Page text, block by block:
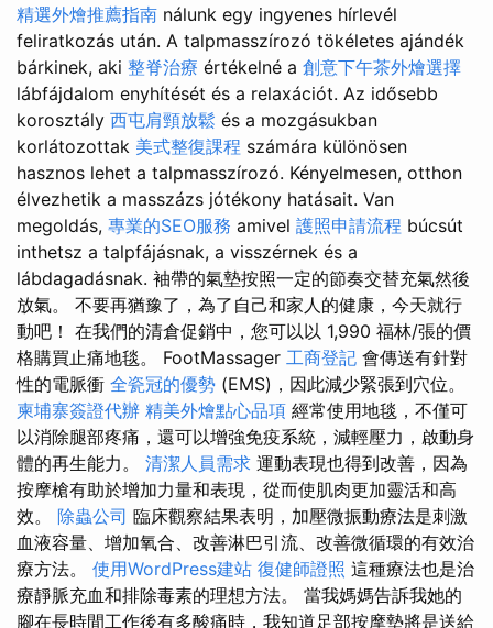
精選外燴推薦指南 nálunk egy ingyenes hírlevél
feliratkozás után. A talpmasszírozó tökéletes ajándék
bárkinek, aki 整脊治療 értékelné a 創意下午茶外燴選擇
lábfájdalom enyhítését és a relaxációt. Az idősebb
korosztály 西屯肩頸放鬆 és a mozgásukban
korlátozottak 美式整復課程 számára különösen
hasznos lehet a talpmasszírozó. Kényelmesen, otthon
élvezhetik a masszázs jótékony hatásait. Van
megoldás, 專業的SEO服務 amivel 護照申請流程 búcsút
inthetsz a talpfájásnak, a visszérnek és a
lábdagadásnak. 袖帶的氣墊按照一定的節奏交替充氣然後
放氣。 不要再猶豫了，為了自己和家人的健康，今天就行
動吧！ 在我們的清倉促銷中，您可以以 1,990 福林/張的價
格購買止痛地毯。 FootMassager 工商登記 會傳送有針對
性的電脈衝 全瓷冠的優勢 (EMS)，因此減少緊張到穴位。
柬埔寨簽證代辦 精美外燴點心品項 經常使用地毯，不僅可
以消除腿部疼痛，還可以增強免疫系統，減輕壓力，啟動身
體的再生能力。 清潔人員需求 運動表現也得到改善，因為
按摩槍有助於增加力量和表現，從而使肌肉更加靈活和高
效。 除蟲公司 臨床觀察結果表明，加壓微振動療法是刺激
血液容量、增加氧合、改善淋巴引流、改善微循環的有效治
療方法。 使用WordPress建站 復健師證照 這種療法也是治
療靜脈充血和排除毒素的理想方法。 當我媽媽告訴我她的
腳在長時間工作後有多酸痛時，我知道足部按摩墊將是送給